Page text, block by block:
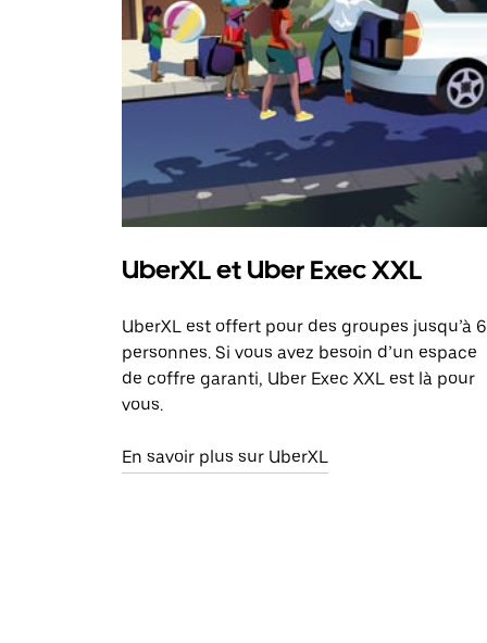
UberXL et Uber Exec XXL
UberXL est offert pour des groupes jusqu’à 6
personnes. Si vous avez besoin d’un espace
de coffre garanti, Uber Exec XXL est là pour
vous.
En savoir plus sur UberXL